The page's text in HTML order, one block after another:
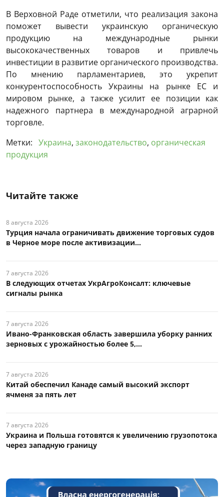
В Верховной Раде отметили, что реализация закона
поможет вывести украинскую органическую
продукцию на международные рынки
высококачественных товаров и привлечь
инвестиции в развитие органического производства.
По мнению парламентариев, это укрепит
конкурентоспособность Украины на рынке ЕС и
мировом рынке, а также усилит ее позиции как
надежного партнера в международной аграрной
торговле.
Метки: Украина, законодательство, органическая
продукция
Читайте также
8 августа 2026
Турция начала ограничивать движение торговых судов
в Черное море после активизации...
7 августа 2026
В следующих отчетах УкрАгроКонсалт: ключевые
сигналы рынка
7 августа 2026
Ивано-Франковская область завершила уборку ранних
зерновых с урожайностью более 5,...
7 августа 2026
Китай обеспечил Канаде самый высокий экспорт
ячменя за пять лет
7 августа 2026
Украина и Польша готовятся к увеличению грузопотока
через западную границу